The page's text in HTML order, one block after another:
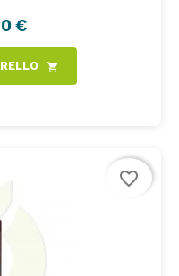
€
shopping_cart
favorite_border